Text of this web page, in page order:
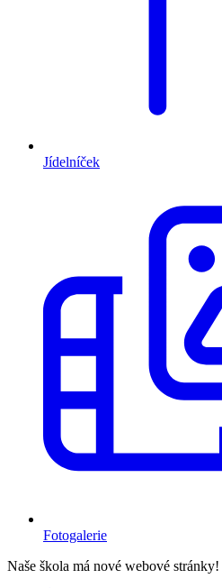
Jídelníček
Fotogalerie
Naše škola má nové webové stránky!